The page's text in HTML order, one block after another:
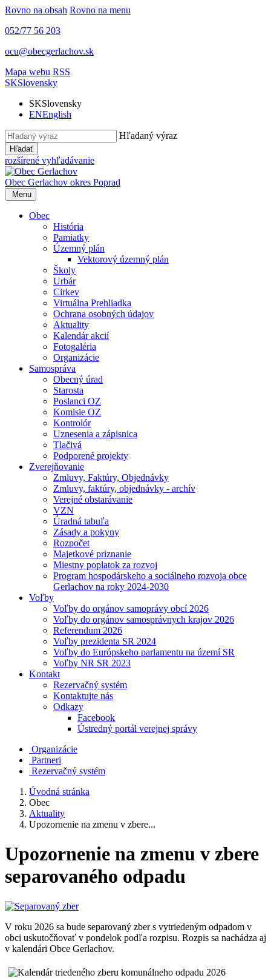
Rovno na obsah Rovno na menu
052/77 56 203
ocu@obecgerlachov.sk
Mapa webu RSS
SKSlovensky
SKSlovensky
ENEnglish
Hľadaný výraz
Hľadať
rozšírené vyhľadávanie
Obec Gerlachov okres Poprad
Menu
Obec
História
Pamiatky
Územný plán
Vektorový územný plán
Školy
Urbár
Cirkev
Virtuálna Prehliadka
Ochrana osobných údajov
Aktuality
Kalendár akcií
Fotogaléria
Organizácie
Samospráva
Obecný úrad
Starosta
Poslanci OZ
Komisie OZ
Kontrolór
Uznesenia a zápisnica
Tlačivá
Podporené projekty
Zverejňovanie
Zmluvy, Faktúry, Objednávky
Zmluvy, faktúry, objednávky - archív
Verejné obstarávanie
VZN
Úradná tabuľa
Zásady a pokyny
Rozpočet
Majetkové priznanie
Miestny poplatok za rozvoj
Program hospodárskeho a sociálneho rozvoja obce
Gerlachov na roky 2024-2030
Voľby
Voľby do orgánov samoprávy obcí 2026
Voľby do orgánov samosprávnych krajov 2026
Referendum 2026
Voľby prezidenta SR 2024
Voľby do Európskeho parlamentu na území SR
Voľby NR SR 2023
Kontakt
Rezervačný systém
Kontaktujte nás
Odkazy
Facebook
Ústredný portál verejnej správy
Organizácie
Partneri
Rezervačný systém
Úvodná stránka
Obec
Aktuality
Upozornenie na zmenu v zbere...
Upozornenie na zmenu v zbere
separovaného odpadu
V roku 2026 sa bude separovaný zber s vytriedeným odpadom v
obci uskutočňovať v pondelok podľa rozpisu. Rozpis sa nachádza aj
v kalendári Obce Gerlachov.